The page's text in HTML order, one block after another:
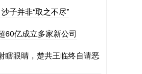
子并非“取之不尽”
60亿成立多家新公司
瞎眼睛，楚共王临终自请恶